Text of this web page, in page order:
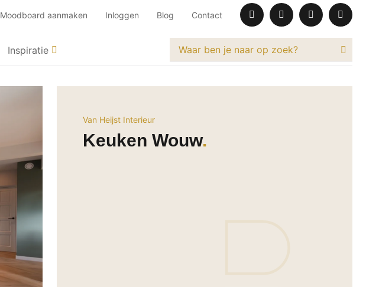
Moodboard aanmaken Inloggen Blog Contact
Inspiratie
Van Heijst Interieur
Keuken Wouw